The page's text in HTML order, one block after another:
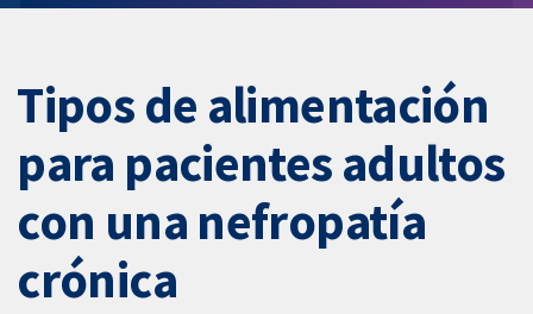
Tipos de alimentación
para pacientes adultos
con una nefropatía
crónica